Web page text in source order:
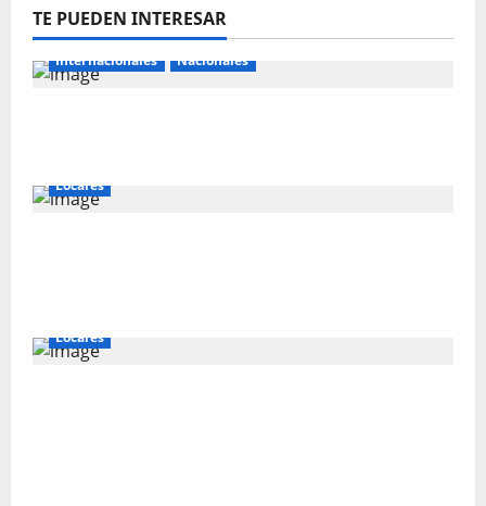
TE PUEDEN INTERESAR
Internacionales Nacionales
Locales
Locales